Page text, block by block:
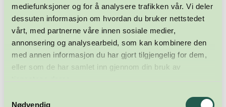
mediefunksjoner og for å analysere trafikken vår. Vi deler
dessuten informasjon om hvordan du bruker nettstedet
vårt, med partnerne våre innen sosiale medier,
annonsering og analysearbeid, som kan kombinere den
med annen informasjon du har gjort tilgjengelig for dem,
eller som de har samlet inn gjennom din bruk av
Nødvendig